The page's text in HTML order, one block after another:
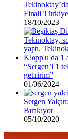
Finali
18/10/2023
“Sergen’i 1
getiririm”
01/06/2024
Sergen
Bırakıyor
05/10/2020